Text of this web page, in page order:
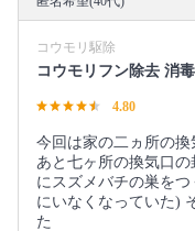
コウモリ駆除
コウモリフン除去 消
4.80
今回は家の二ヵ所の
あと七ヶ所の換気口
にスズメバチの巣を
にいなくなっていた)
た